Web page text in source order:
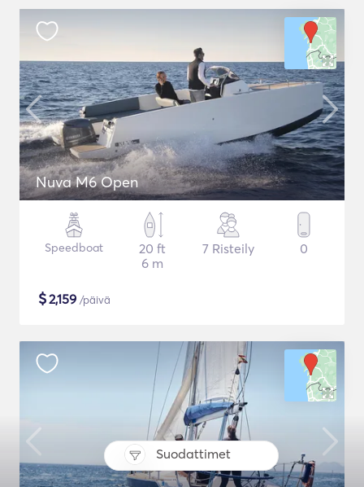
Suodattimet
Nuva M6 Open
Speedboat
20 ft
6 m
7 Risteily 0
$2,159 /päivä